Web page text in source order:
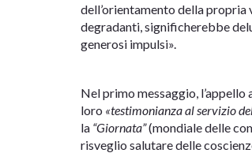
dell’orientamento della
degradanti, significherebbe
generosi impulsi».
Nel primo messaggio,
loro «testimonianza al servizio
la “Giornata”(mondiale delle
risveglio salutare delle